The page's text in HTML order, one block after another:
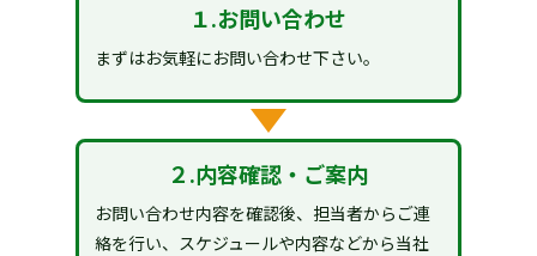
１.お問い合わせ
まずはお気軽にお問い合わせ下さい。
２.内容確認・ご案内
お問い合わせ内容を確認後、担当者からご連
絡を行い、スケジュールや内容などから当社